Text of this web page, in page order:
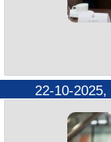
İsrail
22-10-2025,